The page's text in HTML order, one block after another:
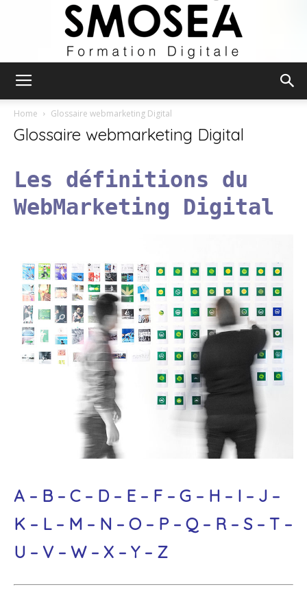
Home Glossaire webmarketing Digital
Glossaire webmarketing Digital
Les définitions du
WebMarketing Digital
A – B – C– D – E – F – G – H – I – J –
K – L– M – N – O – P – Q – R– S – T –
U – V – W– X – Y– Z